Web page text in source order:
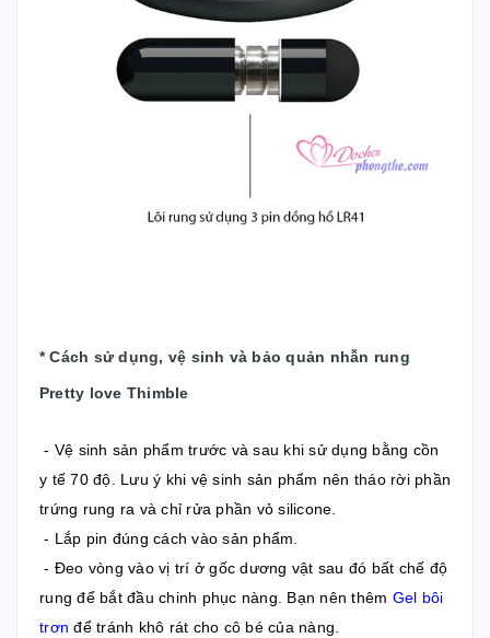
*Cách sử dụng, vệ sinh và bảo quản nhẫn rung
Pretty love Thimble
- Vệ sinh sản phẩm trước và sau khi sử dụng bằng cồn
y tế 70 độ. Lưu ý khi vệ sinh sản phẩm nên tháo rời phần
trứng rung ra và chỉ rửa phần vỏ silicone.
- Lắp pin đúng cách vào sản phẩm.
- Đeo vòng vào vị trí ở gốc dương vật sau đó bất chế độ
rung để bắt đầu chinh phục nàng. Bạn nên thêm Gel bôi
trơn để tránh khô rát cho cô bé của nàng.